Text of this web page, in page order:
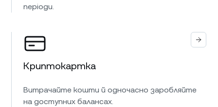
періоди.
Криптокартка
Витрачайте кошти й одночасно заробляйте
на доступних балансах.